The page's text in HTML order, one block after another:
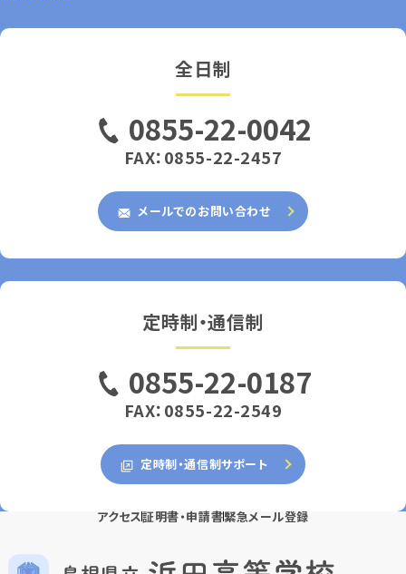
全日制
0855-22-0042
FAX：0855-22-2457
メールでのお問い合わせ
定時制・通信制
0855-22-0187
FAX：0855-22-2549
定時制・通信制サポート
アクセス証明書・申請書緊急メール登録